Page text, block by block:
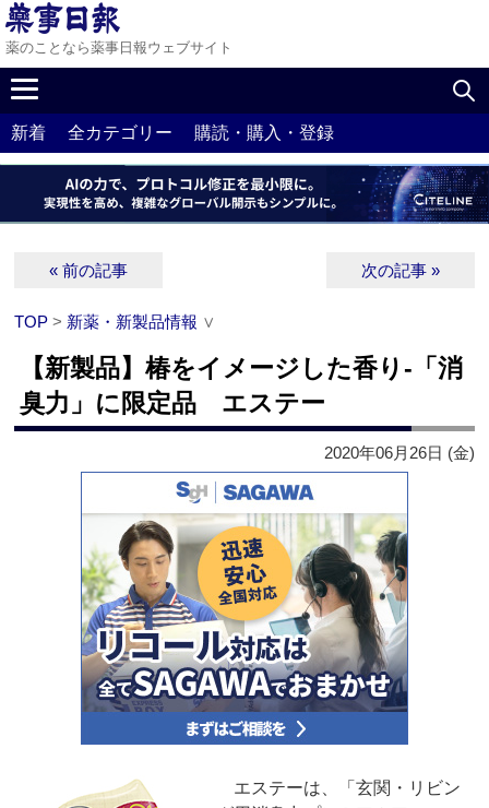
薬のことなら薬事日報ウェブサイト
新着 全カテゴリー 購読・購入・登録
« 前の記事 次の記事 »
TOP > 新薬・新製品情報 ∨
【新製品】椿をイメージした香り‐「消
臭力」に限定品 エステー
2020年06月26日 (金)
エステーは、「玄関・リビン